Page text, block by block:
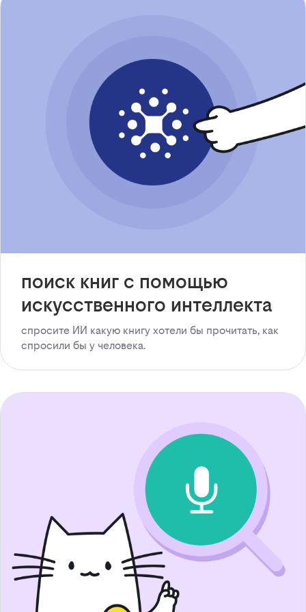
поиск книг с помощью
искусственного интеллекта
спросите ИИ какую книгу хотели бы прочитать, как
спросили бы у человека.